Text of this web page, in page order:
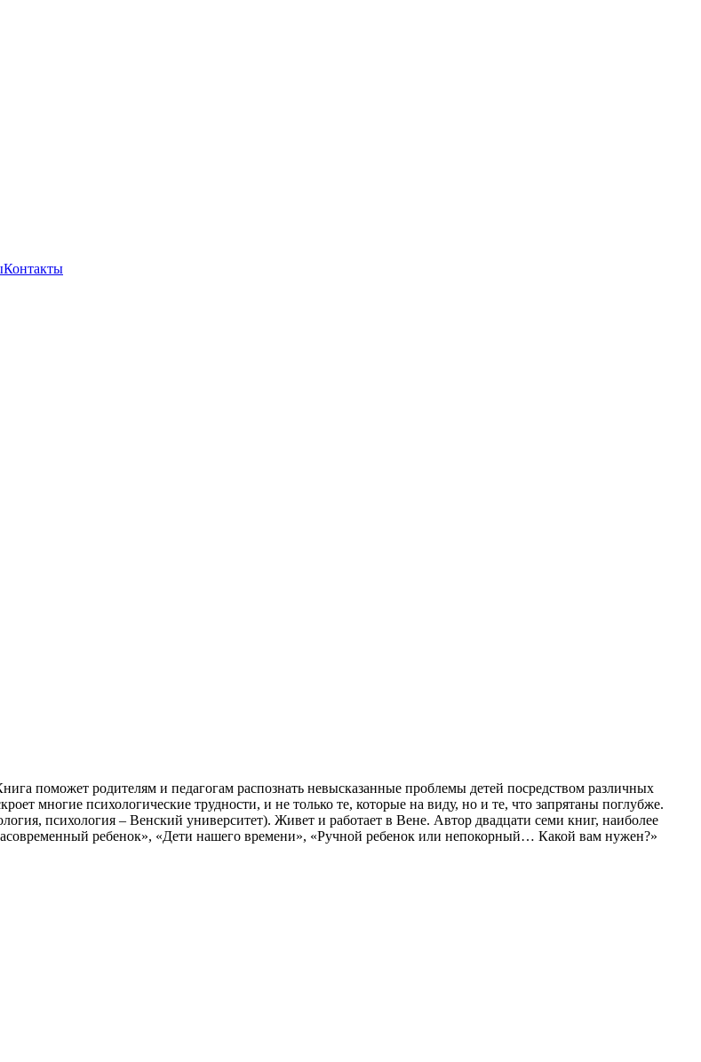
Контакты
поможет родителям и педагогам распознать невысказанные проблемы детей посредством различных
многие психологические трудности, и не только те, которые на виду, но и те, что запрятаны поглубже.
психология – Венский университет). Живет и работает в Вене. Автор двадцати семи книг, наиболее
ребенок», «Дети нашего времени», «Ручной ребенок или непокорный… Какой вам нужен?»